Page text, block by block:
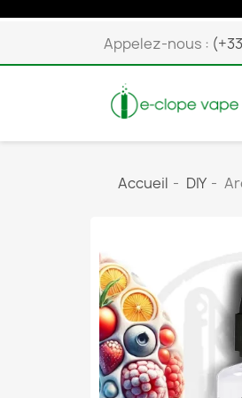
Appelez-nous :
Accueil DIY